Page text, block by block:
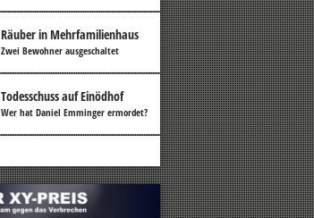
Räuber in Mehrfamilienhaus
Zwei Bewohner ausgeschaltet
Todesschuss auf Einödhof
Wer hat Daniel Emminger ermordet?